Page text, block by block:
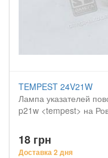
TEMPEST 24V21W
Лампа указателей
p21w <tempest> на
18 грн
Доставка 2 дня